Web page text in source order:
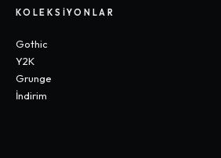
KOLEKSIYONLAR
Gothic
Y2K
Grunge
İndirim